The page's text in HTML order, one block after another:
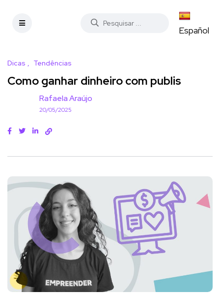
Español
Dicas Tendências
Como ganhar dinheiro com publis
Rafaela Araújo
20/05/2025